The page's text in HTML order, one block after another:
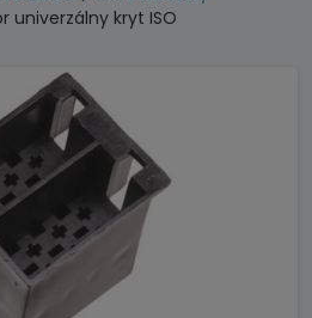
univerzálny kryt ISO